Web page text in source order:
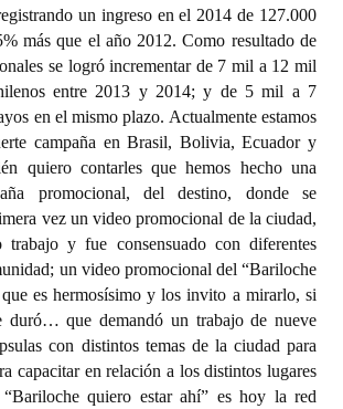
un ingreso en el 2014 de 127.000
más que el año 2012. Como resultado de
se logró incrementar de 7 mil a 12 mil
entre 2013 y 2014; y de 5 mil a 7
en el mismo plazo. Actualmente estamos
campaña en Brasil, Bolivia, Ecuador y
quiero contarles que hemos hecho una
promocional, del destino, donde se
vez un video promocional de la ciudad,
trabajo y fue consensuado con diferentes
un video promocional del “Bariloche
es hermosísimo y los invito a mirarlo, si
duró… que demandó un trabajo de nueve
con distintos temas de la ciudad para
capacitar en relación a los distintos lugares
quiero estar ahí” es hoy la red